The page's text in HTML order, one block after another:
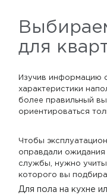
для
Изучив информацию
характеристики
более правильный
ориентироваться
Чтобы
оправдали ожидания
службы, нужно
которого вы
Для пола на кухне